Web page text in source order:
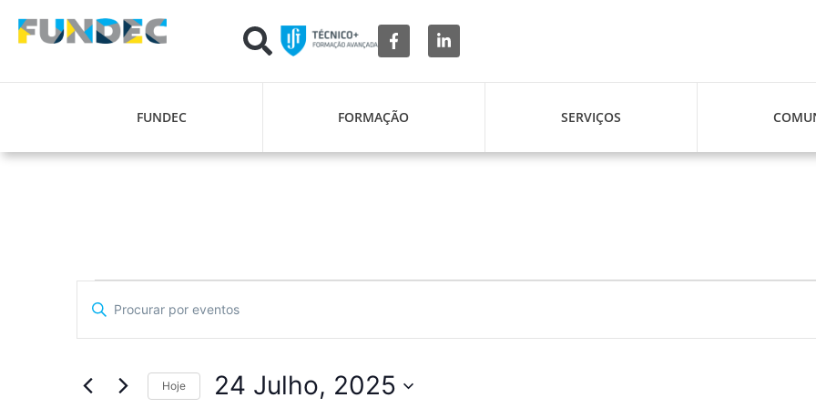
FUNDEC FORMAÇÃO SERVIÇOS
Navegação
de
pesquisa
Digite
chave.
Eventos
Hoje 24 Julho, 2025